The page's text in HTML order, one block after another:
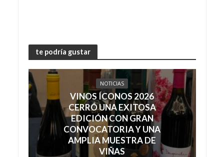
te podría gustar
NOTICIAS
VINOS ÍCONOS 2026
CERRÓ UNA EXITOSA
EDICIÓN CON GRAN
CONVOCATORIA Y UNA
AMPLIA MUESTRA DE
VIÑAS